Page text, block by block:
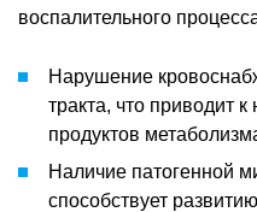
воспалительного
Нарушение
тракта, что приводит
продуктов
Наличие патогенной
способствует